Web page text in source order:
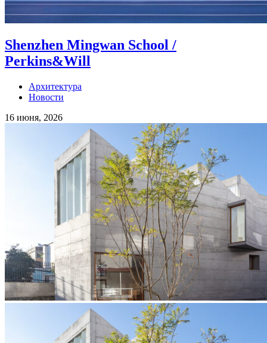
Shenzhen Mingwan School /
Perkins&Will
Архитектура
Новости
16 июня, 2026